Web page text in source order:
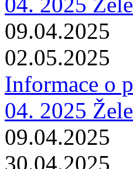
09.04.2025
02.05.2025
Informace o
04. 2025
09.04.2025
30.04.2025